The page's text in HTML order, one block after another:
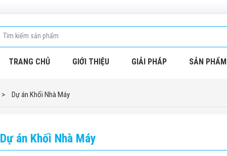
TRANG CHỦ GIỚI THIỆU GIẢI PHÁP SẢN PHẨM
> Dự án Khối Nhà Máy
Dự án Khối Nhà Máy